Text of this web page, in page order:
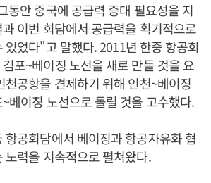
동안 중국에 공급력 증대 필요성을 지
이번 회담에서 공급력을 획기적으로
있었다"고 말했다. 2011년 한중 항공회
포~베이징 노선을 새로 만들 것을 요
천공항을 견제하기 위해 인천~베이징
베이징 노선으로 돌릴 것을 고수했다.
항공회담에서 베이징과 항공자유화 협
노력을 지속적으로 펼쳐왔다.